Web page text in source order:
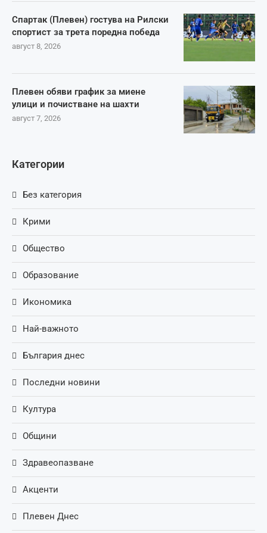
Спартак (Плевен) гостува на Рилски
спортист за трета поредна победа
август 8, 2026
Плевен обяви график за миене
улици и почистване на шахти
август 7, 2026
Категории
Без категория
Крими
Общество
Образование
Икономика
Най-важното
България днес
Последни новини
Култура
Общини
Здравеопазване
Акценти
Плевен Днес